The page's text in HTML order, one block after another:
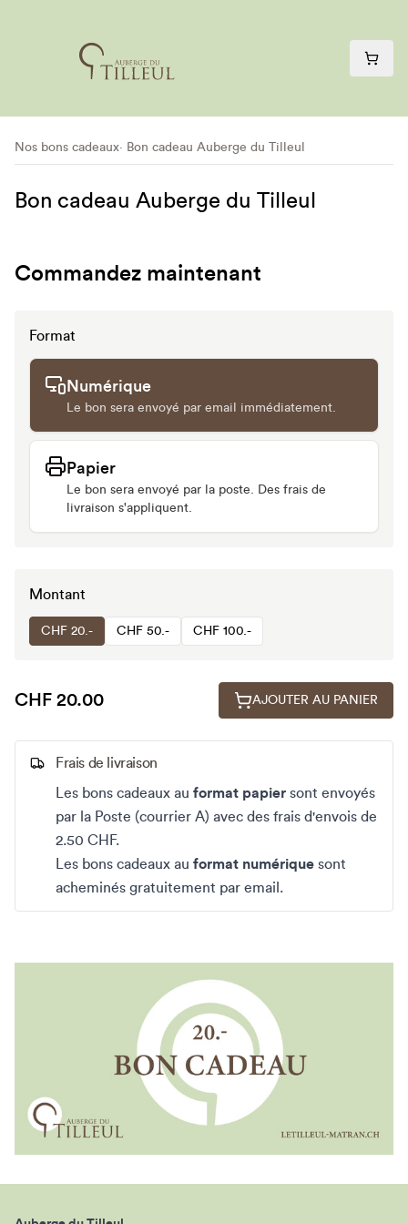
Nos bons cadeaux Bon cadeau Auberge du Tilleul
Bon cadeau Auberge du Tilleul
Commandez maintenant
Format
Numérique
Le bon sera envoyé par email immédiatement.
Papier
Le bon sera envoyé par la poste. Des frais de
livraison s'appliquent.
Montant
CHF 20.- CHF 50.- CHF 100.-
CHF 20.00 AJOUTER AU PANIER
Frais de livraison
Les bons cadeaux au format papier sont envoyés
par la Poste (courrier A) avec des frais d'envois de
2.50 CHF.
Les bons cadeaux au format numérique sont
acheminés gratuitement par email.